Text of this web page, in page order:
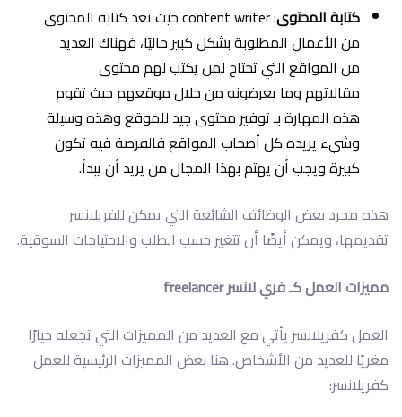
كتابة المحتوى
: content writer حيث تعد كتابة المحتوى
من الأعمال المطلوبة بشكل كبير حاليًا، فهناك العديد
من المواقع التي تحتاج لمن يكتب لهم محتوى
مقالاتهم وما يعرضونه من خلال موقعهم حيث تقوم
هذه المهارة بـ توفير محتوى جيد للموقع وهذه وسيلة
وشيء يريده كل أصحاب المواقع فالفرصة فيه تكون
كبيرة ويجب أن يهتم بهذا المجال من يريد أن يبدأ.
هذه مجرد بعض الوظائف الشائعة التي يمكن للفريلانسر
تقديمها، ويمكن أيضًا أن تتغير حسب الطلب والاحتياجات السوقية.
مميزات العمل كـ فري لانسر freelancer
العمل كفريلانسر يأتي مع العديد من المميزات التي تجعله خيارًا
مغريًا للعديد من الأشخاص. هنا بعض المميزات الرئيسية للعمل
كفريلانسر: